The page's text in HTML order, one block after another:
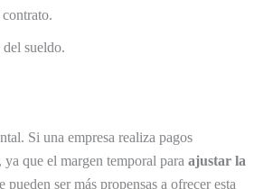
del sueldo.
Si una empresa realiza pagos
que el margen temporal para ajustar la
ser más propensas a ofrecer esta